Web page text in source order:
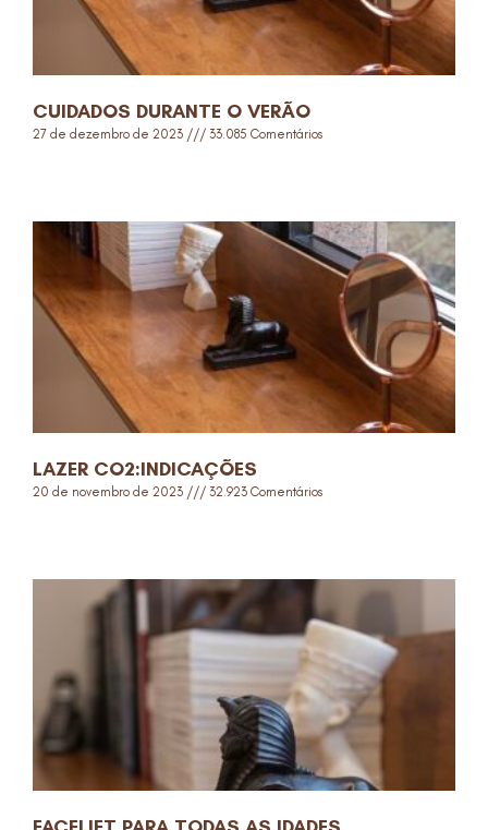
CUIDADOS DURANTE O VERÃO
27 de dezembro de 2023 33.085 Comentários
LAZER CO2:INDICAÇÕES
20 de novembro de 2023 32.923 Comentários